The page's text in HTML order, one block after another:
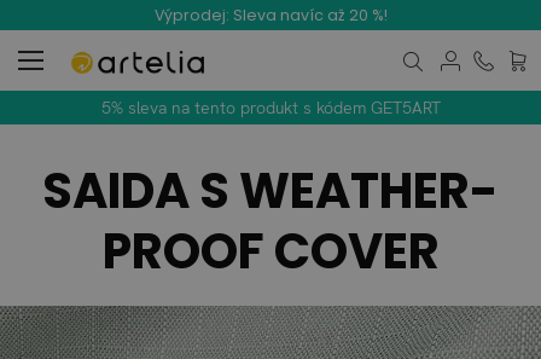
Výprodej: Sleva navíc až 20 %!
Můj
5% sleva na tento produkt s kódem GET5ART
SAIDA S WEATHER-
PROOF COVER